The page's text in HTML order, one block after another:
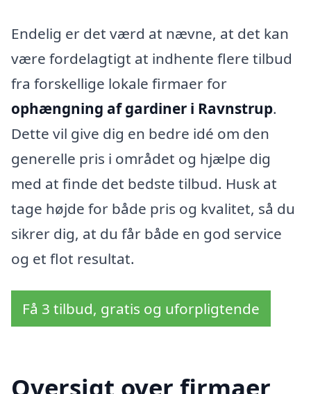
Endelig er det værd at nævne, at det kan
være fordelagtigt at indhente flere tilbud
fra forskellige lokale firmaer for
ophængning af gardiner i Ravnstrup.
Dette vil give dig en bedre idé om den
generelle pris i området og hjælpe dig
med at finde det bedste tilbud. Husk at
tage højde for både pris og kvalitet, så du
sikrer dig, at du får både en god service
og et flot resultat.
Få 3 tilbud, gratis og uforpligtende
Oversigt over firmaer